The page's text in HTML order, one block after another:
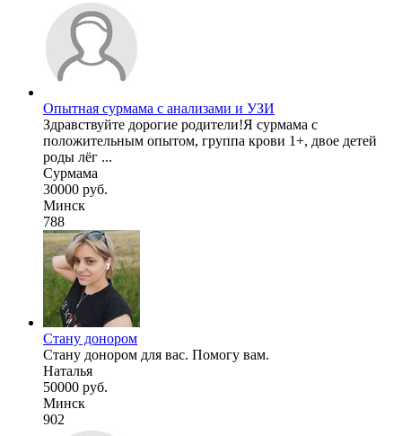
Опытная сурмама с анализами и УЗИ
Здравствуйте дорогие родители!Я сурмама с
положительным опытом, группа крови 1+, двое детей
роды лёг ...
Сурмама
30000 руб.
Минск
788
Стану донором
Стану донором для вас. Помогу вам.
Наталья
50000 руб.
Минск
902